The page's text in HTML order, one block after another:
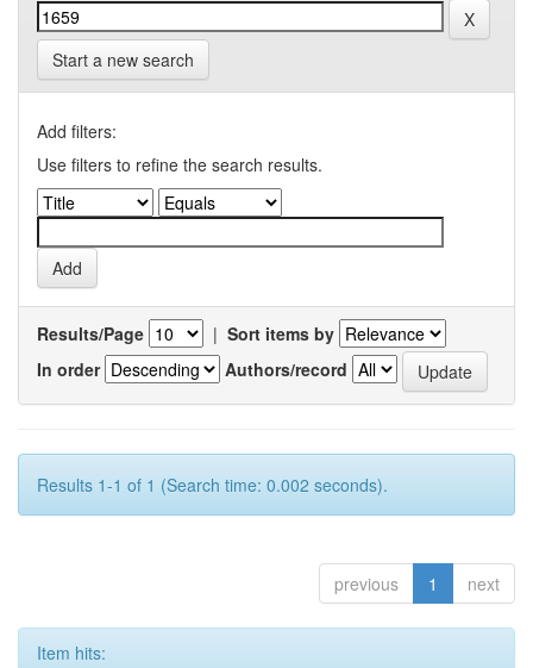
Start a new search
Add filters:
Use filters to refine the search results.
Results/Page | Sort items by
In order
Authors/record
Results 1-1 of 1 (Search time: 0.002 seconds).
previous 1 next
Item hits: